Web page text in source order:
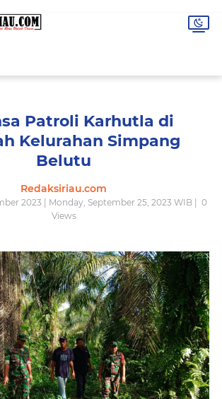
Patroli Karhutla di
Kelurahan Simpang
Belutu
Redaksiriau.com
2023 | Monday, September 25, 2023 WIB |
0
Views